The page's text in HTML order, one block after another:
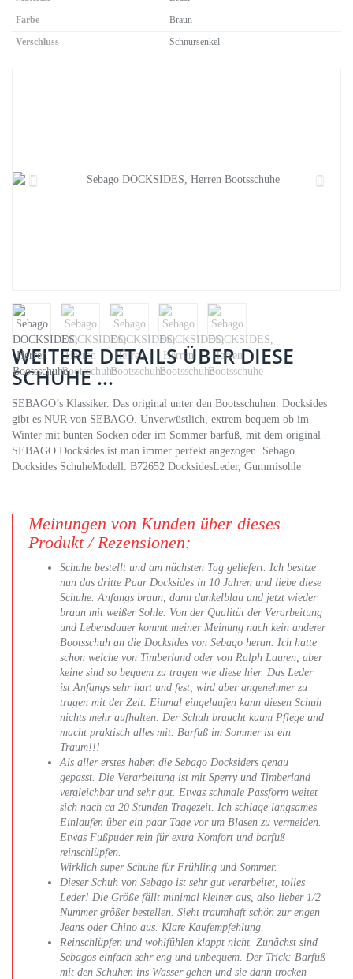
Farbe
Braun
Verschluss
Schnürsenkel
WEITERE DETAILS ÜBER DIESE
SCHUHE ...
SEBAGO’s Klassiker. Das original unter den Bootsschuhen. Docksides
gibt es NUR von SEBAGO. Unverwüstlich, extrem bequem ob im
Winter mit bunten Socken oder im Sommer barfuß, mit dem original
SEBAGO Docksides ist man immer perfekt angezogen. Sebago
Docksides SchuheModell: B72652 DocksidesLeder, Gummisohle
Meinungen von Kunden über dieses
Produkt / Rezensionen:
Schuhe bestellt und am nächsten Tag geliefert. Ich besitze
nun das dritte Paar Docksides in 10 Jahren und liebe diese
Schuhe. Anfangs braun, dann dunkelblau und jetzt wieder
braun mit weißer Sohle. Von der Qualität der Verarbeitung
und Lebensdauer kommt meiner Meinung nach kein anderer
Bootsschuh an die Docksides von Sebago heran. Ich hatte
schon welche von Timberland oder von Ralph Lauren, aber
keine sind so bequem zu tragen wie diese hier. Das Leder
ist Anfangs sehr hart und fest, wird aber angenehmer zu
tragen mit der Zeit. Einmal eingelaufen kann diesen Schuh
nichts mehr aufhalten. Der Schuh braucht kaum Pflege und
macht praktisch alles mit. Barfuß im Sommer ist ein
Traum!!!
Als aller erstes haben die Sebago Docksiders genau
gepasst. Die Verarbeitung ist mit Sperry und Timberland
vergleichbar und sehr gut. Etwas schmale Passform weitet
sich nach ca 20 Stunden Tragezeit. Ich schlage langsames
Einlaufen über ein paar Tage vor um Blasen zu vermeiden.
Etwas Fußpuder rein für extra Komfort und barfuß
reinschlüpfen.
Wirklich super Schuhe für Frühling und Sommer.
Dieser Schuh von Sebago ist sehr gut verarbeitet, tolles
Leder! Die Größe fällt minimal kleiner aus, also lieber 1/2
Nummer größer bestellen. Sieht traumhaft schön zur engen
Jeans oder Chino aus. Klare Kaufempfehlung.
Reinschlüpfen und wohlfühlen klappt nicht. Zunächst sind
Sebagos einfach sehr eng und unbequem. Der Trick: Barfuß
mit den Schuhen ins Wasser gehen und sie dann trocken